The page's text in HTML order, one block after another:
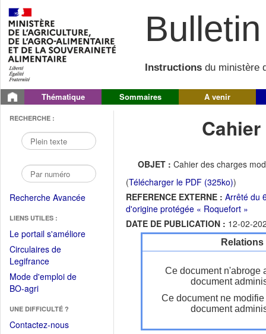
Instructions du ministère
Thématique Sommaires A venir
RECHERCHE :
Recherche Avancée
LIENS UTILES :
Le portail s'améliore(Fichier
Circulaires de
Legifrance(Ouvrir
dans
une
fenêtre)
Mode d'emploi de
BO-agri(Ouvrir
une
nouvelle
UNE DIFFICULTÉ ?
Contactez-nous
OBJET : Cahier des charges
(Télécharger le PDF (325ko))
REFERENCE EXTERNE : Arrêté du
d'origine protégée « Roquefort »
DATE DE PUBLICATION : 12-02-
Ce document n'abroge
document
Ce document ne
document